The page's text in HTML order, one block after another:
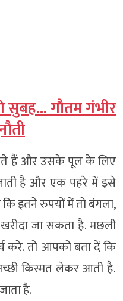
सुबह… गौतम गंभीर
हैं और उसके पूल के लिए
है और एक पहरे में इसे
इतने रुपयों में तो बंगला,
जा सकता है. मछली
करे. तो आपको बता दें कि
किस्मत लेकर आती है.
है.